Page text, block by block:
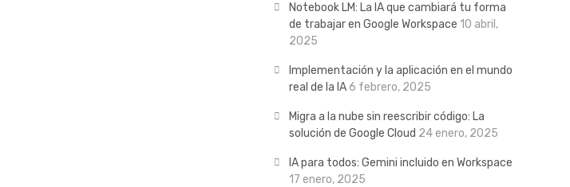
Notebook LM: La IA que cambiará tu forma
de trabajar en Google Workspace 10 abril,
2025
Implementación y la aplicación en el mundo
real de la IA 6 febrero, 2025
Migra a la nube sin reescribir código: La
solución de Google Cloud 24 enero, 2025
IA para todos: Gemini incluido en Workspace
17 enero, 2025